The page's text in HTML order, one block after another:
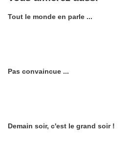
Tout le monde en parle ...
Pas convaincue ...
Demain soir, c'est le grand soir !